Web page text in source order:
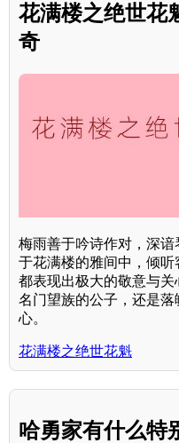
花满楼之绝世花
奇
梅雨善于吟诗作对，深谙
于花满楼的雅间中，倾
都表现出极大的敬意与
名门望族的公子，还是
心。
花满楼之绝世花魁
哈勇家有什么特